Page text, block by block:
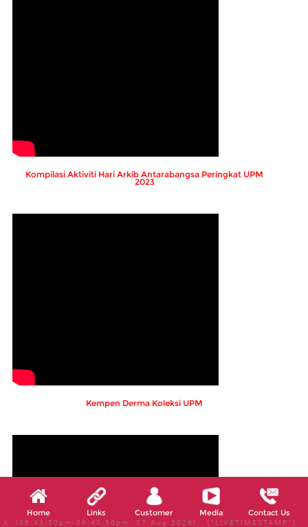
Kompilasi Aktiviti Hari Arkib Antarabangsa Peringkat UPM
2023
Kempen Derma Koleksi UPM
Home Links Customer Media Contact Us
X, (06:43:50pm-06:48:50pm, 07 Aug 2026) [*LIVETIMESTAMP*]